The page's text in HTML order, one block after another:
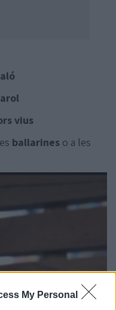
My Personal
vius
ballarines o a les